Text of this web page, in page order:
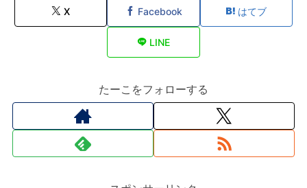
X Facebook はてブ
LINE
たーこをフォローする